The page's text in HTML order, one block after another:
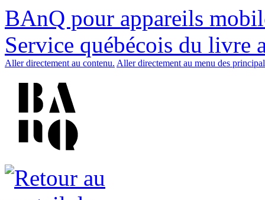
BAnQ pour appareils
Service québécois du livre
Aller directement au contenu. Aller directement au menu des